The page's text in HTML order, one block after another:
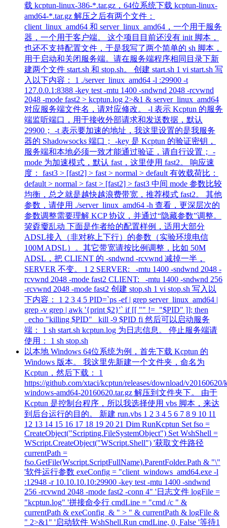
载 kcptun-linux-386-*.tar.gz，64位系统下载 kcptun-linux-
amd64-*.tar.gz 解压之后有两个文件：
client_linux_amd64 和 server_linux_amd64，一个用于服务
器，一个用于客户端。 这个项目目前还没有 init 脚本，
也还不支持配置文件，于是我写了两个简单的 sh 脚本，
用于启动和关闭服务端。请在服务端程序相同目录下新
建两个文件 start.sh 和 stop.sh。 创建 start.sh 1 vi start.sh 写
入以下内容： 1 ./server_linux_amd64 -l :29900 -t
127.0.0.1:8388 -key test -mtu 1400 -sndwnd 2048 -rcvwnd
2048 -mode fast2 > kcptun.log 2>&1 & server_linux_amd64
对应服务端文件名，请对应修改。 -l 表示 Kcptun 的服务
端监听端口，用于接收外部请求和发送数据，默认
29900； -t 表示要加速的地址，我这里设置的是我服务
器的 Shadowsocks 端口； -key 是 Kcptun 的验证密钥，
服务端和本地必须一致才能通过验证，请自行设置； -
mode 为加速模式，默认 fast，这里使用 fast2。 响应速
度： fast3 > [fast2] > fast > normal > default 有效载荷比：
default > normal > fast > [fast2] > fast3 中间 mode 参数比较
均衡，总之就是越快越浪费带宽，推荐模式 fast2。 其他
参数，请使用 ./server_linux_amd64 -h 查看，更深层次的
参数调整需要理解 KCP 协议，并通过“隐藏参数”调整。
巭孬嫑乱动 下面是作者给的配置样例，适用大部分
ADSL接入（非对称上下行）的参数（实验环境电信
100M ADSL）。其它带宽请按比例调整，比如 50M
ADSL，把 CLIENT 的 -sndwnd -rcvwnd 减掉一半，
SERVER 不变。 1 2 SERVER: -mtu 1400 -sndwnd 2048 -
rcvwnd 2048 -mode fast2 CLIENT: -mtu 1400 -sndwnd 256
-rcvwnd 2048 -mode fast2 创建 stop.sh 1 vi stop.sh 写入以
下内容： 1 2 3 4 5 PID=`ps -ef | grep server_linux_amd64 |
grep -v grep | awk '{print $2}'` if [[ "" != "$PID" ]]; then
echo "killing $PID" kill -9 $PID fi 然后可以启动服务
端： 1 sh start.sh kcptun.log 为日志信息。 停止服务端请
使用： 1 sh stop.sh
以本地 Windows 64位系统为例，首先下载 Kcptun 的
Windows 版本。 我这里先新建一个文件夹，命名为
Kcptun，然后下载： 1
https://github.com/xtaci/kcptun/releases/download/v20160620/
windows-amd64-20160620.tar.gz 解压到文件夹下。 由于
Kcptun 是控制台程序，所以我选择使用 vbs 脚本，来达
到后台运行的目的。 新建 run.vbs 1 2 3 4 5 6 7 8 9 10 11
12 13 14 15 16 17 18 19 20 21 Dim RunKcptun Set fso =
CreateObject("Scripting.FileSystemObject") Set WshShell =
WScript.CreateObject("WScript.Shell") '获取文件路径
currentPath =
fso.GetFile(Wscript.ScriptFullName).ParentFolder.Path & "\"
'软件运行参数 exeConfig = "client_windows_amd64.exe -l
:12948 -r 10.10.10.10:29900 -key test -mtu 1400 -sndwnd
256 -rcvwnd 2048 -mode fast2 -conn 4" '日志文件 logFile =
"kcptun.log" '拼接命令行 cmdLine = "cmd /c " &
currentPath & exeConfig & " > " & currentPath & logFile &
" 2>&1" '启动软件 WshShell.Run cmdLine, 0, False '等待1